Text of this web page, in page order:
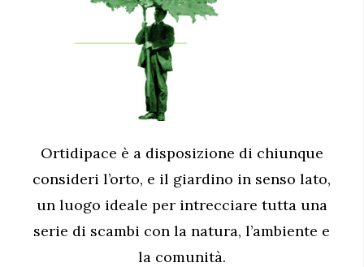
Ortidipace è a disposizione di chiunque
consideri l’orto, e il giardino in senso lato,
un luogo ideale per intrecciare tutta una
serie di scambi con la natura, l’ambiente e
la comunità.